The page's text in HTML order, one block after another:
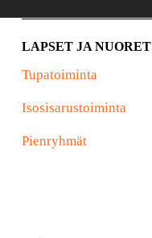
LAPSET JA NUORET
Tupatoiminta
Isosisarustoiminta
Pienryhmät